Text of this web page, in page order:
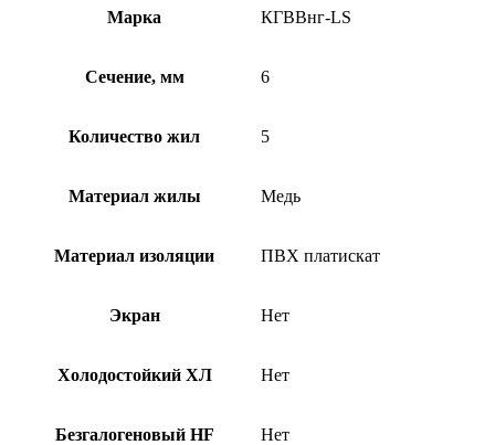
Марка КГВВнг-LS
Сечение, мм 6
Количество жил 5
Материал жилы Медь
Материал изоляции ПВХ платискат
Экран Нет
Холодостойкий ХЛ Нет
Безгалогеновый HF Нет